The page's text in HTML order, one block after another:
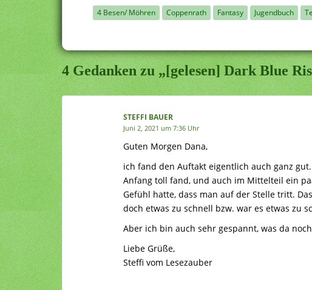
4 Besen/ Möhren Coppenrath Fantasy Jugendbuch
4 Gedanken zu „[gelesen] Dark Blue
STEFFI BAUER
Juni 2, 2021 um 7:36 Uhr
Guten Morgen Dana,
ich fand den Auftakt eigentlich auch ganz
Anfang toll fand, und auch im Mittelteil ein
Gefühl hatte, dass man auf der Stelle tritt.
doch etwas zu schnell bzw. war es etwas zu
Aber ich bin auch sehr gespannt, was da
Liebe Grüße,
Steffi vom Lesezauber